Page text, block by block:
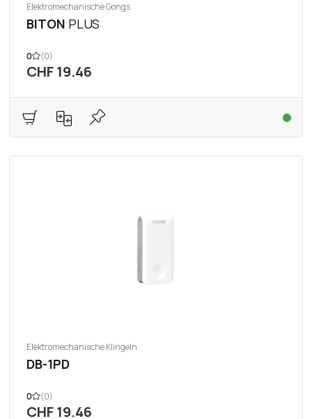
Elektromechanische Gongs
BITON PLUS
0 (0)
CHF 19.46
Elektromechanische Klingeln
DB-1PD
0 (0)
CHF 19.46